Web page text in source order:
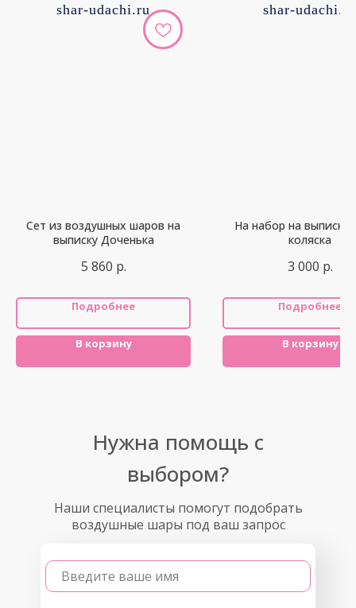
shar-udachi.ru
Сет из воздушных шаров на
выписку Доченька
5 860 р.
Подробнее
В корзину
shar-udachi.ru
На набор на выписку
коляска
3 000 р.
Подробнее
В корзину
Наши специалисты помогут подобрать
воздушные шары под ваш запрос
Введите ваше имя
Нужна помощь с
выбором?